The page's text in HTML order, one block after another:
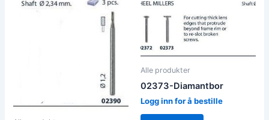
Alle produkter
02373-Diamantbor
Logg inn for å bestille